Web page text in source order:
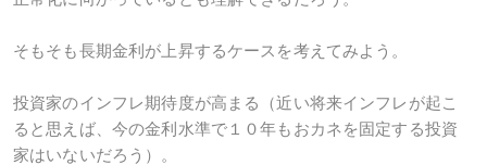
そもそも長期金利が上昇するケースを考えてみよう。
投資家のインフレ期待度が高まる（近い将来インフレが起こ
ると思えば、今の金利水準で１０年もおカネを固定する投資
家はいないだろう）。